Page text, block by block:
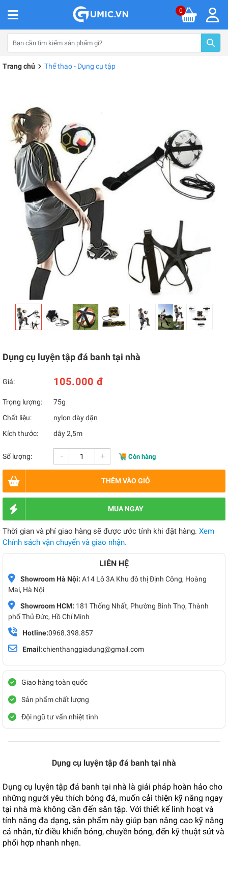
0
Trang chủ Thể thao - Dụng cụ tập
Dụng cụ luyện tập đá banh tại nhà
Giá: 105.000 đ
Trọng lượng:
75g
Chất liệu:
nylon dày dặn
Kích thước:
dây 2,5m
Số lượng: - + Còn hàng
THÊM VÀO GIỎ
MUA NGAY
Thời gian và phí giao hàng sẽ được ước tính khi đặt hàng. Xem
Chính sách vận chuyển và giao nhận.
LIÊN HỆ
Showroom Hà Nội: A14 Lô 3A Khu đô thị Định Công, Hoàng
Mai, Hà Nội
Showroom HCM: 181 Thống Nhất, Phường Bình Thọ, Thành
phố Thủ Đức, Hồ Chí Minh
Hotline:0968.398.857
Email:chienthanggiadung@gmail.com
Giao hàng toàn quốc
Sản phẩm chất lượng
Đội ngũ tư vấn nhiệt tình
Dụng cụ luyện tập đá banh tại nhà
Dụng cụ luyện tập đá banh tại nhà là giải pháp hoàn hảo cho
những người yêu thích bóng đá, muốn cải thiện kỹ năng ngay
tại nhà mà không cần đến sân tập. Với thiết kế linh hoạt và
tính năng đa dạng, sản phẩm này giúp bạn nâng cao kỹ năng
cá nhân, từ điều khiển bóng, chuyền bóng, đến kỹ thuật sút và
phối hợp nhanh nhẹn.